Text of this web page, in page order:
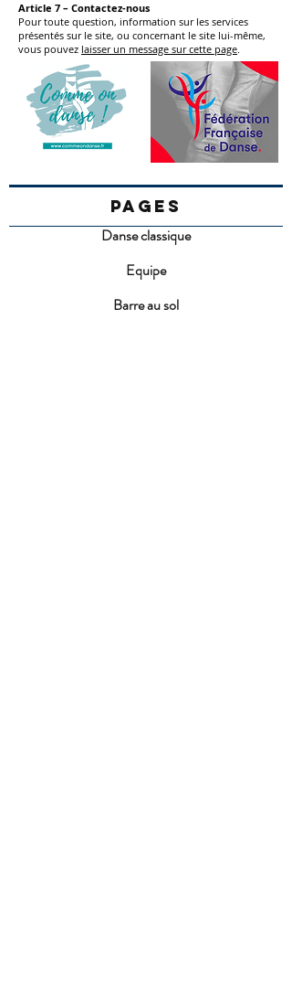
Article 7 – Contactez-nous
Pour toute question, information sur les services
présentés sur le site, ou concernant le site lui-même,
vous pouvez laisser un message sur cette page.
PAGES
Danse classique
Equipe
Barre au sol